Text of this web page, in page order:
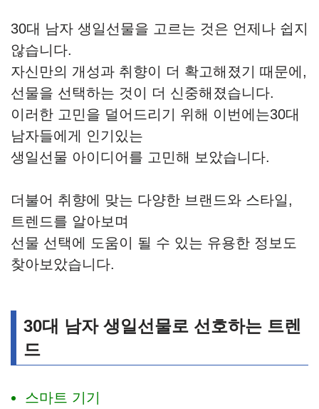
30대 남자 생일선물을 고르는 것은 언제나 쉽지
않습니다.
자신만의 개성과 취향이 더 확고해졌기 때문에,
선물을 선택하는 것이 더 신중해졌습니다.
이러한 고민을 덜어드리기 위해 이번에는30대
남자들에게 인기있는
생일선물 아이디어를 고민해 보았습니다.
더불어 취향에 맞는 다양한 브랜드와 스타일,
트렌드를 알아보며
선물 선택에 도움이 될 수 있는 유용한 정보도
찾아보았습니다.
30대 남자 생일선물로 선호하는 트렌
드
스마트 기기